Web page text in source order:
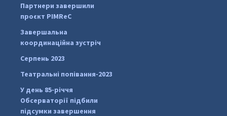
Партнери завершили
проєкт PIMReC
Завершальна
координаційна зустріч
Серпень 2023
Театральні попівання-2023
У день 85-річчя
Обсерваторії підбили
підсумки завершення